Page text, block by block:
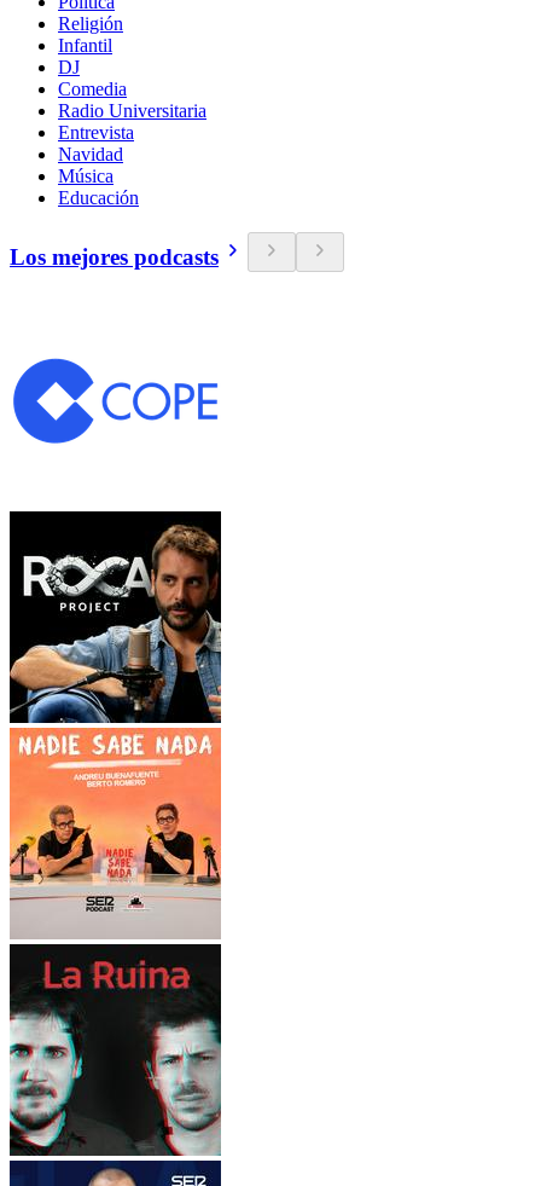
Religión
Infantil
DJ
Comedia
Radio Universitaria
Entrevista
Navidad
Música
Educación
Los mejores podcasts